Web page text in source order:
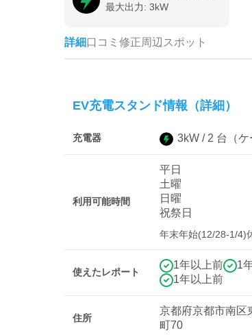
最大出力: 3kW
詳細口コミ 修正周辺スポット
EV充電スタンド情報（詳細）
充電器 3kW / 2 台 （
利用可能時間
平日
土曜
日曜
祝祭日
年末年始(12/28-1/4)
使えたレポート
1年以上前
1
1年以上前
住所
京都府京都市南区
町70